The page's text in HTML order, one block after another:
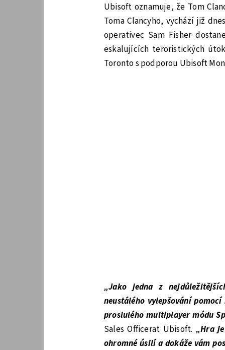
Ubisoft oznamuje, že Tom
Toma Clancyho, vychází již
operativec Sam Fisher
eskalujících teroristických
Toronto s podporou Ubisoft
„Jako jedna z
neustálého vylepšování
proslulého multiplayer módu
Sales Officerat Ubisoft. „Hra
ohromné úsilí a dokáže vám